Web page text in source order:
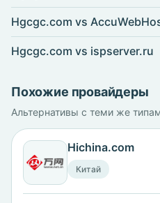
Hgcgc.com vs
Hgcgc.com vs ispserver.ru
Похожие провайдеры
Альтернативы с теми же
Hichina.com
Китай